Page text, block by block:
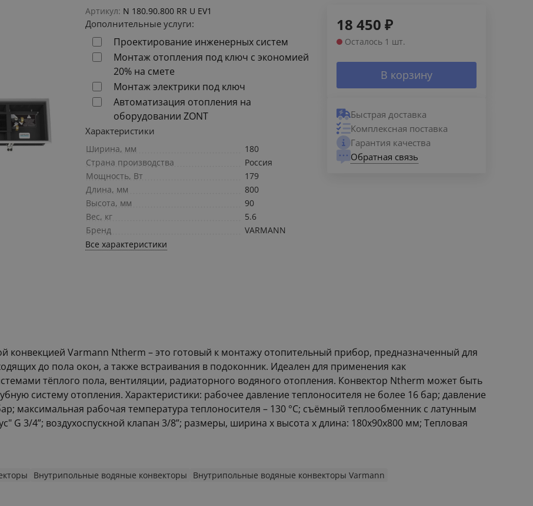
Артикул: N 180.90.800 RR U EV1
Дополнительные услуги:
Проектирование инженерных систем
Монтаж отопления под ключ с экономией
20% на смете
Монтаж электрики под ключ
Автоматизация отопления на
оборудовании ZONT
Характеристики
Ширина, мм
180
Страна производства
Россия
Мощность, Вт
179
Длина, мм
800
Высота, мм
90
Вес, кг
5.6
Бренд
VARMANN
Все характеристики
18 450 ₽
Осталось 1 шт.
В корзину
Быстрая доставка
Комплексная поставка
Гарантия качества
Обратная связь
конвекцией Varmann Ntherm – это готовый к монтажу отопительный прибор, предназначенный для
до пола окон, а также встраивания в подоконник. Идеален для применения как
тёплого пола, вентиляции, радиаторного водяного отопления. Конвектор Ntherm может быть
систему отопления. Характеристики: рабочее давление теплоносителя не более 16 бар; давление
максимальная рабочая температура теплоносителя – 130 °С; съёмный теплообменник с латунным
G 3/4”; воздухоспускной клапан 3/8”; размеры, ширина х высота х длина: 180х90х800 мм; Тепловая
Внутрипольные водяные конвекторы Внутрипольные водяные конвекторы Varmann